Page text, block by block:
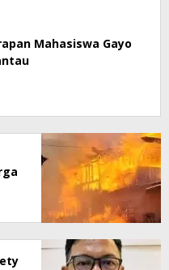
Mahasiswa Gayo